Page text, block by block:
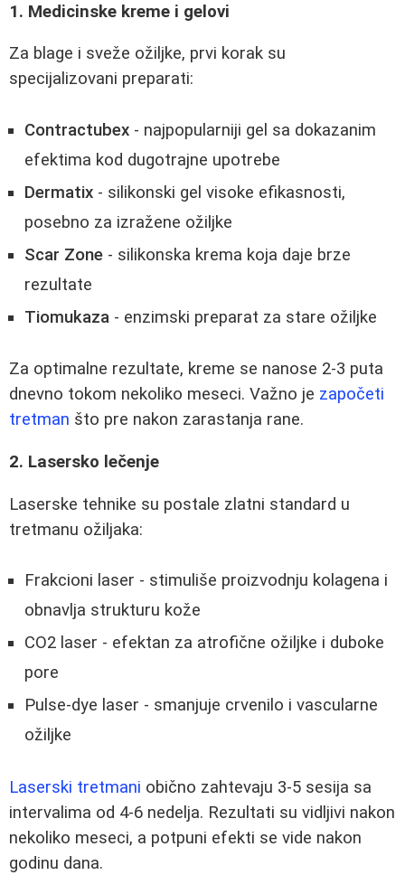
1. Medicinske kreme i gelovi
Za blage i sveže ožiljke, prvi korak su
specijalizovani preparati:
Contractubex - najpopularniji gel sa dokazanim
efektima kod dugotrajne upotrebe
Dermatix - silikonski gel visoke efikasnosti,
posebno za izražene ožiljke
Scar Zone - silikonska krema koja daje brze
rezultate
Tiomukaza - enzimski preparat za stare ožiljke
Za optimalne rezultate, kreme se nanose 2-3 puta
dnevno tokom nekoliko meseci. Važno je započeti
tretman što pre nakon zarastanja rane.
2. Lasersko lečenje
Laserske tehnike su postale zlatni standard u
tretmanu ožiljaka:
Frakcioni laser - stimuliše proizvodnju kolagena i
obnavlja strukturu kože
CO2 laser - efektan za atrofične ožiljke i duboke
pore
Pulse-dye laser - smanjuje crvenilo i vascularne
ožiljke
Laserski tretmani obično zahtevaju 3-5 sesija sa
intervalima od 4-6 nedelja. Rezultati su vidljivi nakon
nekoliko meseci, a potpuni efekti se vide nakon
godinu dana.